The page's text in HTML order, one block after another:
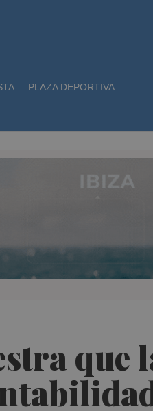
PLAZA DEPORTIVA
que